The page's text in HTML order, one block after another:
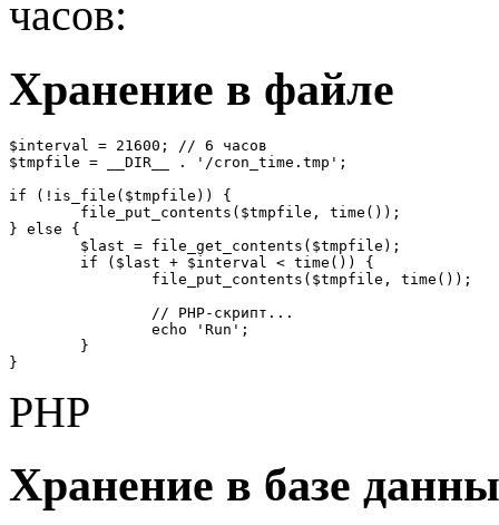
часов:
Хранение в файле
$interval = 21600; // 6 часов
$tmpfile = __DIR__ . '/cron_time.tmp';
if (!is_file($tmpfile)) {
} else {
}
PHP
Хранение в базе